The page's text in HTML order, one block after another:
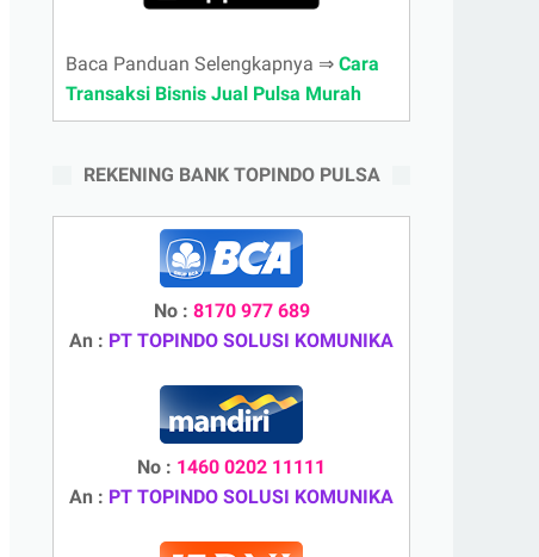
Baca Panduan Selengkapnya ⇒ Cara
Transaksi Bisnis Jual Pulsa Murah
REKENING BANK TOPINDO PULSA
No : 8170 977 689
An : PT TOPINDO SOLUSI KOMUNIKA
No : 1460 0202 11111
An : PT TOPINDO SOLUSI KOMUNIKA